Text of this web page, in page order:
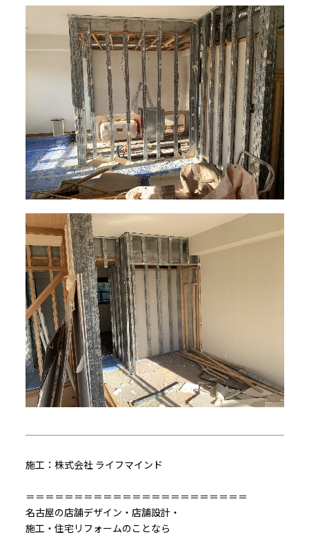
施工：株式会社 ライフマインド
＝＝＝＝＝＝＝＝＝＝＝＝＝＝＝＝＝＝＝＝＝＝＝
名古屋の店舗デザイン・店舗設計・
施工・住宅リフォームのことなら